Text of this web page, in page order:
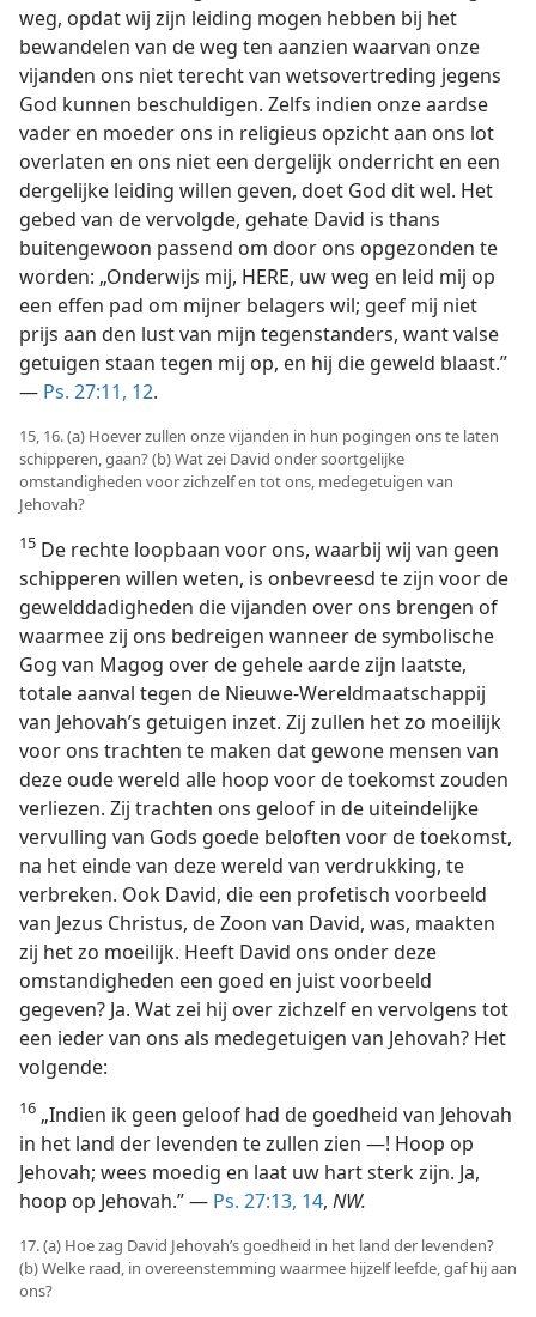
weg, opdat wij zijn leiding mogen hebben bij het
bewandelen van de weg ten aanzien waarvan onze
vijanden ons niet terecht van wetsovertreding jegens
God kunnen beschuldigen. Zelfs indien onze aardse
vader en moeder ons in religieus opzicht aan ons lot
overlaten en ons niet een dergelijk onderricht en een
dergelijke leiding willen geven, doet God dit wel. Het
gebed van de vervolgde, gehate David is thans
buitengewoon passend om door ons opgezonden te
worden: „Onderwijs mij, HERE, uw weg en leid mij op
een effen pad om mijner belagers wil; geef mij niet
prijs aan den lust van mijn tegenstanders, want valse
getuigen staan tegen mij op, en hij die geweld blaast.”
— Ps. 27:11, 12.
15, 16. (a) Hoever zullen onze vijanden in hun pogingen ons te laten
schipperen, gaan? (b) Wat zei David onder soortgelijke
omstandigheden voor zichzelf en tot ons, medegetuigen van
Jehovah?
15 De rechte loopbaan voor ons, waarbij wij van geen
schipperen willen weten, is onbevreesd te zijn voor de
gewelddadigheden die vijanden over ons brengen of
waarmee zij ons bedreigen wanneer de symbolische
Gog van Magog over de gehele aarde zijn laatste,
totale aanval tegen de Nieuwe-Wereldmaatschappij
van Jehovah’s getuigen inzet. Zij zullen het zo moeilijk
voor ons trachten te maken dat gewone mensen van
deze oude wereld alle hoop voor de toekomst zouden
verliezen. Zij trachten ons geloof in de uiteindelijke
vervulling van Gods goede beloften voor de toekomst,
na het einde van deze wereld van verdrukking, te
verbreken. Ook David, die een profetisch voorbeeld
van Jezus Christus, de Zoon van David, was, maakten
zij het zo moeilijk. Heeft David ons onder deze
omstandigheden een goed en juist voorbeeld
gegeven? Ja. Wat zei hij over zichzelf en vervolgens tot
een ieder van ons als medegetuigen van Jehovah? Het
volgende:
16 „Indien ik geen geloof had de goedheid van Jehovah
in het land der levenden te zullen zien —! Hoop op
Jehovah; wees moedig en laat uw hart sterk zijn. Ja,
hoop op Jehovah.” — Ps. 27:13, 14, NW.
17. (a) Hoe zag David Jehovah’s goedheid in het land der levenden?
(b) Welke raad, in overeenstemming waarmee hijzelf leefde, gaf hij aan
ons?